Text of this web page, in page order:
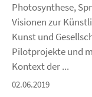
Photosynthese,
Visionen zur
Kunst und
Pilotprojekte und
Kontext der ...
02.06.2019